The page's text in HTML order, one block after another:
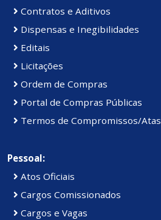
Contratos e Aditivos
Dispensas e Inegibilidades
Editais
Licitações
Ordem de Compras
Portal de Compras Públicas
Termos de Compromissos/Atas
Pessoal:
Atos Oficiais
Cargos Comissionados
Cargos e Vagas